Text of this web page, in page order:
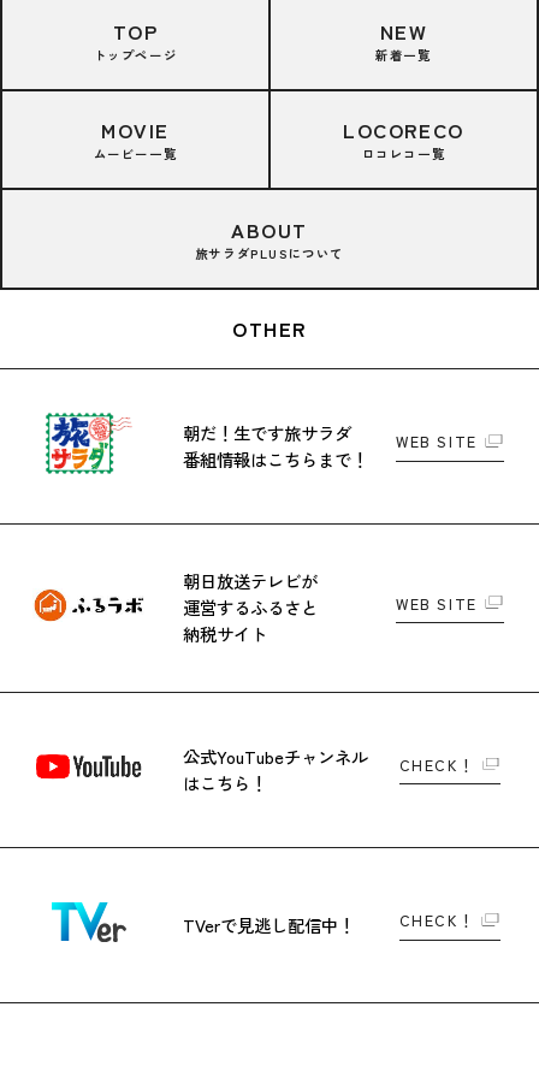
TOP
トップページ
NEW
新着一覧
MOVIE
ムービー一覧
LOCORECO
ロコレコ一覧
ABOUT
旅サラダPLUSについて
OTHER
朝だ！生です旅サラダ
番組情報はこちらまで！
WEB SITE
朝日放送テレビが
運営するふるさと
納税サイト
WEB SITE
公式YouTubeチャンネル
はこちら！
CHECK！
TVerで見逃し配信中！ CHECK！